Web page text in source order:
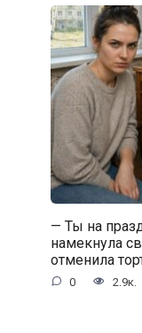
— Ты на
намекнула
отменила
0 2.9к.